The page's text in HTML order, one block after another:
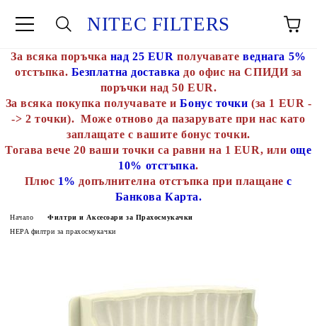
NITEC FILTERS
За всяка поръчка над 25 EUR получавате веднага 5%
отстъпка. Безплатна доставка до офис на СПИДИ за
поръчки над 50 EUR.
За всяка покупка получавате иБонус точки (за 1 EUR -
-> 2 точки). Може отново да пазарувате при нас като
заплащате с вашите бонус точки.
Тогава вече 20 ваши точки са равни на 1 EUR, или още
10% отстъпка.
Плюс 1% допълнителна отстъпка при плащанес
Банкова Карта.
Начало
Филтри и Аксесоари за Прахосмукачки
HEPA филтри за прахосмукачки